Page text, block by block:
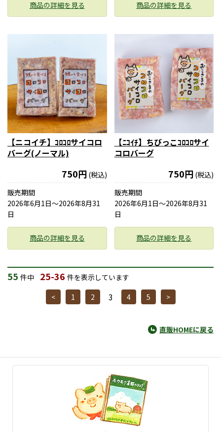
商品の詳細を見る 商品の詳細を見る
【ニコイチ】ｺﾛｺﾛサイコロ
バーグ(ノーマル)
750円 (税込)
販売期間
2026年6月1日〜2026年8月31
日
商品の詳細を見る
【ﾆｺｲﾁ】ちびっこｺﾛｺﾛサイ
コロバーグ
750円 (税込)
販売期間
2026年6月1日〜2026年8月31
日
商品の詳細を見る
55 件中 25-36 件を表示しています
<
1 2 3 4 5 >
直販HOMEに戻る